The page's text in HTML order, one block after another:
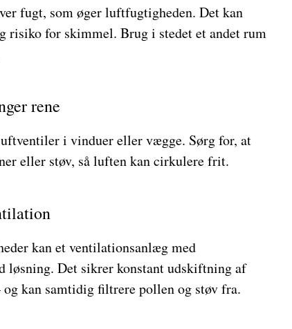
fugt, som øger luftfugtigheden. Det kan
risiko for skimmel. Brug i stedet et andet rum
rene
i vinduer eller vægge. Sørg for, at
eller støv, så luften kan cirkulere frit.
kan et ventilationsanlæg med
løsning. Det sikrer konstant udskiftning af
kan samtidig filtrere pollen og støv fra.